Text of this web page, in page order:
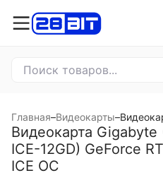
Главная–Видеокарты–
Видеокарта Gigabyte
ICE-12GD) GeForce
ICE OC